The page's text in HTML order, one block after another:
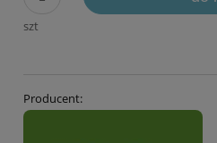
szt
Producent: